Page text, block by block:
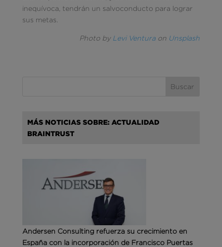
inequívoca, tendrán un salvoconducto para lograr
sus metas.
Photo by Levi Ventura on Unsplash
MÁS NOTICIAS SOBRE: ACTUALIDAD
BRAINTRUST
Andersen Consulting refuerza su crecimiento en
España con la incorporación de Francisco Puertas